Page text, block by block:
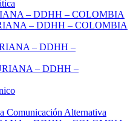
– DDHH – COLOMBIA
– DDHH – COLOMBIA
– DDHH –
– DDHH –
Comunicación Alternativa